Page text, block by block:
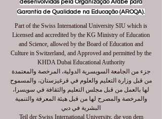
desenvolvidas pela Organização Árabe para
Garantia de Qualidade na Educação (AROQA).
Part of the Swiss International University SIU which is
Licensed and accredited by the KG Ministry of Education
and Science, allowed by the Board of Education and
Culture in Switzerland, and Approved and permitted by the
KHDA Dubai Educational Authority
جزء من الجامعة السويسرية الدولية، المرخصة والمعتمدة
من قبل وزارة التعليم والعلوم في قرغيزستان، والمسموح
لها بالعمل من قبل مجلس التعليم والثقافة في سويسرا،
والمرخصة والمصرح لها من قبل هيئة المعرفة والتنمية
البشرية في دبي
Teil der Swiss International University, die von dem